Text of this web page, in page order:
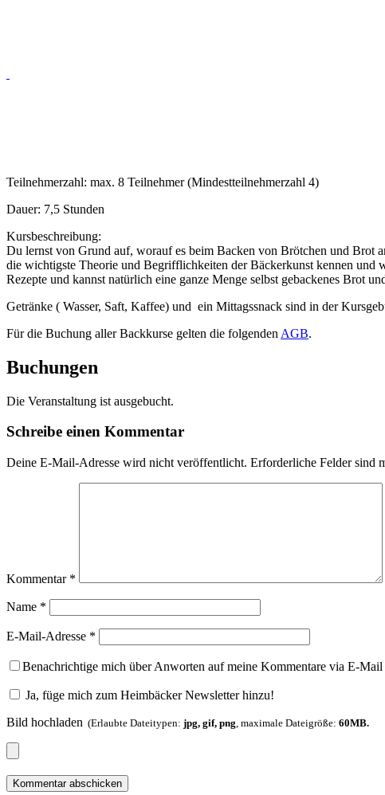
Teilnehmerzahl: max. 8 Teilnehmer (Mindestteilnehmerzahl 4)
Dauer: 7,5 Stunden
Kursbeschreibung:
Du lernst von Grund auf, worauf es beim Backen von Brötchen und Brot
die wichtigste Theorie und Begrifflichkeiten der Bäckerkunst kennen und
Rezepte und kannst natürlich eine ganze Menge selbst gebackenes Brot
Getränke ( Wasser, Saft, Kaffee) und ein Mittagssnack sind in der
Für die Buchung aller Backkurse gelten die folgenden AGB.
Buchungen
Die Veranstaltung ist ausgebucht.
Schreibe einen Kommentar
Deine E-Mail-Adresse wird nicht veröffentlicht. Erforderliche Felder sind
Kommentar *
Name *
E-Mail-Adresse *
Benachrichtige mich über Anworten auf meine Kommentare via E-Mail
Ja, füge mich zum Heimbäcker Newsletter hinzu!
Bild hochladen (Erlaubte Dateitypen: jpg, gif, png, maximale Dateigröße: 60MB.